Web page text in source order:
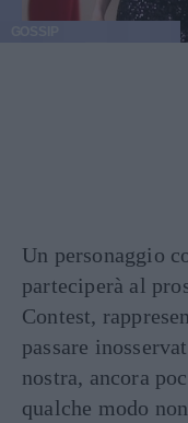
Un personaggio
parteciperà al
Contest,
passare
nostra, ancora
qualche modo